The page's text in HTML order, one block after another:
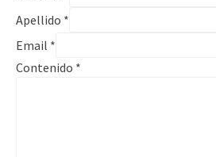
Apellido *
Email *
Contenido *